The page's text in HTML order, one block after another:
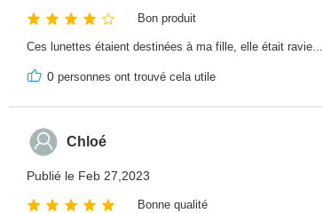
Bon produit
Ces lunettes étaient destinées à ma fille, elle était ravie...
0 personnes ont trouvé cela utile
Chloé
Publié le Feb 27,2023
Bonne qualité